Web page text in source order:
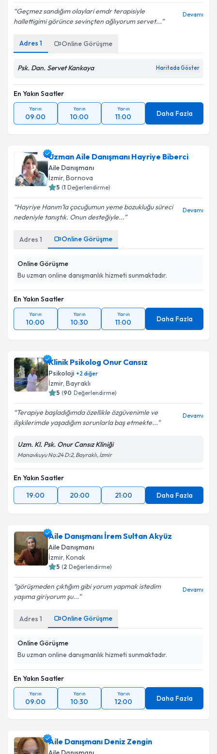
Geçmez sandığım olaylari emdr terapisiyle
hallettigimi görünce sevinçten ağlıyorum servet...
Devamı
Adres 1 Online Görüşme
Psk. Dan. Servet Kankaya Haritada Göster
En Yakın Saatler
Yarın
09:00
Yarın
10:00
Yarın
11:00 Daha Fazla
Uzman Aile Danışmanı Hayriye Biberci
Aile Danışmanı
İzmir, Bornova
5 (1 Değerlendirme)
Hayriye Hanım’la çocuğumun yeme bozukluğu süreci
nedeniyle tanıştık. Onun desteğiyle...
Devamı
Adres 1 Online Görüşme
Online Görüşme
Bu uzman online danışmanlık hizmeti sunmaktadır.
En Yakın Saatler
Yarın
10:00
Yarın
10:30
Yarın
11:00 Daha Fazla
Klinik Psikolog Onur Cansız
Psikoloji +2 diğer
İzmir, Bayraklı
5 (90 Değerlendirme)
Terapiye başladığımda özellikle özgüvenimle ve
ilişkilerimde yaşadığım sorunlarla baş etmekte...
Devamı
Uzm. Kl. Psk. Onur Cansız Kliniği
Manavkuyu No:24 D:2, Bayraklı, İzmir
En Yakın Saatler
19:00
20:00 21:00 Daha Fazla
Aile Danışmanı İrem Sultan Akyüz
Aile Danışmanı
İzmir, Konak
5 (2 Değerlendirme)
görüşmeden çıktığım gibi yorum yapmak istedim
yaşıma giriyorum şu...
Devamı
Adres 1 Online Görüşme
Online Görüşme
Bu uzman online danışmanlık hizmeti sunmaktadır.
En Yakın Saatler
Yarın
09:00
Yarın
10:30
Yarın
12:00 Daha Fazla
Aile Danışmanı Deniz Zengin